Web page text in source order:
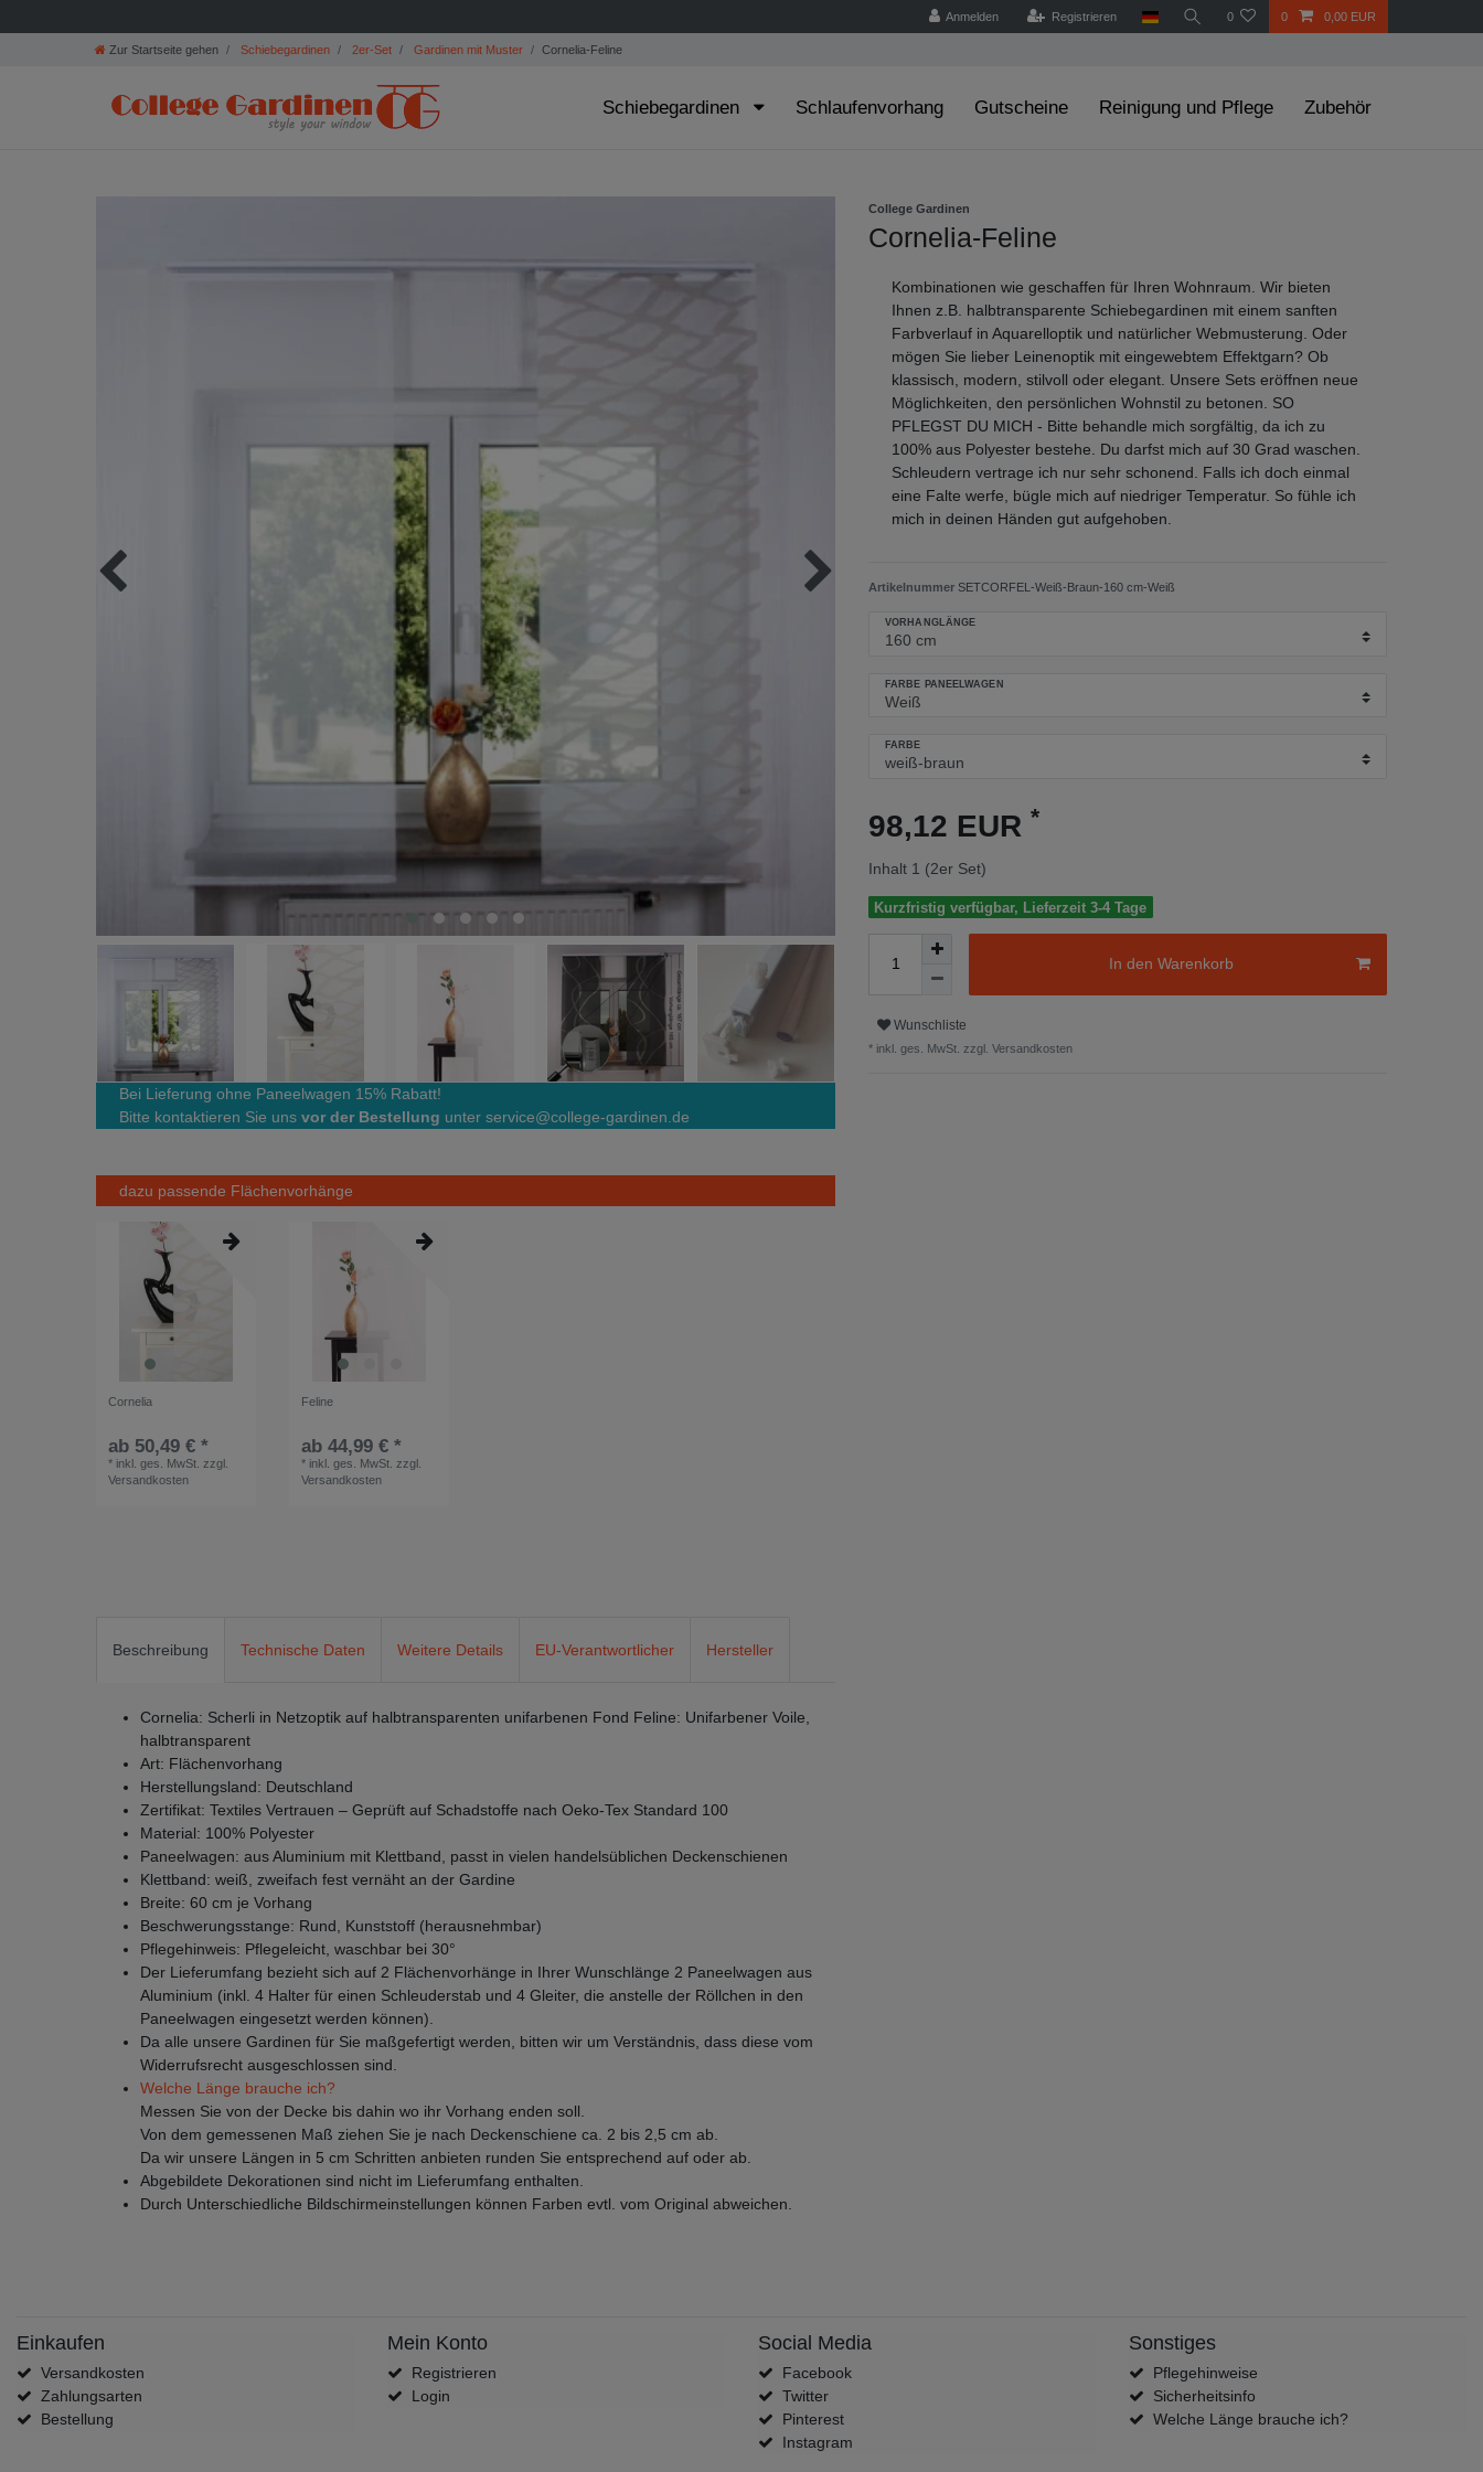
Anmelden Registrieren 0 0 0,00 EUR
Zur Startseite gehen Schiebegardinen 2er-Set Gardinen mit Muster Cornelia-Feline
Schiebegardinen Schlaufenvorhang Gutscheine Reinigung und Pflege Zubehör
Bei Lieferung ohne Paneelwagen 15% Rabatt!
Bitte kontaktieren Sie uns vor der Bestellung unter service@college-gardinen.de
dazu passende Flächenvorhänge
Cornelia
ab 50,49 € *
* inkl. ges. MwSt. zzgl.
Versandkosten
Feline
ab 44,99 € *
* inkl. ges. MwSt. zzgl.
Versandkosten
College Gardinen
Cornelia-Feline
Kombinationen wie geschaffen für Ihren Wohnraum. Wir bieten
Ihnen z.B. halbtransparente Schiebegardinen mit einem sanften
Farbverlauf in Aquarelloptik und natürlicher Webmusterung. Oder
mögen Sie lieber Leinenoptik mit eingewebtem Effektgarn? Ob
klassisch, modern, stilvoll oder elegant. Unsere Sets eröffnen neue
Möglichkeiten, den persönlichen Wohnstil zu betonen. SO
PFLEGST DU MICH - Bitte behandle mich sorgfältig, da ich zu
100% aus Polyester bestehe. Du darfst mich auf 30 Grad waschen.
Schleudern vertrage ich nur sehr schonend. Falls ich doch einmal
eine Falte werfe, bügle mich auf niedriger Temperatur. So fühle ich
mich in deinen Händen gut aufgehoben.
Artikelnummer SETCORFEL-Weiß-Braun-160 cm-Weiß
VORHANGLÄNGE
FARBE PANEELWAGEN
FARBE
98,12 EUR *
Inhalt 1 (2er Set)
Kurzfristig verfügbar, Lieferzeit 3-4 Tage
In den Warenkorb
Wunschliste
* inkl. ges. MwSt. zzgl. Versandkosten
Beschreibung Technische Daten Weitere Details EU-Verantwortlicher Hersteller
Cornelia: Scherli in Netzoptik auf halbtransparenten unifarbenen Fond Feline: Unifarbener Voile,
halbtransparent
Art: Flächenvorhang
Herstellungsland: Deutschland
Zertifikat: Textiles Vertrauen – Geprüft auf Schadstoffe nach Oeko-Tex Standard 100
Material: 100% Polyester
Paneelwagen: aus Aluminium mit Klettband, passt in vielen handelsüblichen Deckenschienen
Klettband: weiß, zweifach fest vernäht an der Gardine
Breite: 60 cm je Vorhang
Beschwerungsstange: Rund, Kunststoff (herausnehmbar)
Pflegehinweis: Pflegeleicht, waschbar bei 30°
Der Lieferumfang bezieht sich auf 2 Flächenvorhänge in Ihrer Wunschlänge 2 Paneelwagen aus
Aluminium (inkl. 4 Halter für einen Schleuderstab und 4 Gleiter, die anstelle der Röllchen in den
Paneelwagen eingesetzt werden können).
Da alle unsere Gardinen für Sie maßgefertigt werden, bitten wir um Verständnis, dass diese vom
Widerrufsrecht ausgeschlossen sind.
Welche Länge brauche ich?
Messen Sie von der Decke bis dahin wo ihr Vorhang enden soll.
Von dem gemessenen Maß ziehen Sie je nach Deckenschiene ca. 2 bis 2,5 cm ab.
Da wir unsere Längen in 5 cm Schritten anbieten runden Sie entsprechend auf oder ab.
Abgebildete Dekorationen sind nicht im Lieferumfang enthalten.
Durch Unterschiedliche Bildschirmeinstellungen können Farben evtl. vom Original abweichen.
Einkaufen
Versandkosten
Zahlungsarten
Bestellung
Mein Konto
Registrieren
Login
Social Media
Facebook
Twitter
Pinterest
Instagram
Sonstiges
Pflegehinweise
Sicherheitsinfo
Welche Länge brauche ich?